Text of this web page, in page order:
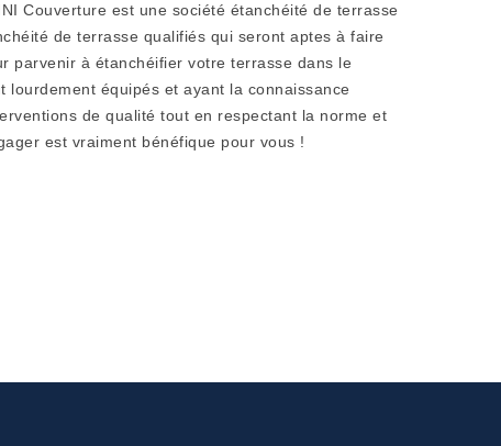
Couverture est une société étanchéité de terrasse
de terrasse qualifiés qui seront aptes à faire
parvenir à étanchéifier votre terrasse dans le
lourdement équipés et ayant la connaissance
de qualité tout en respectant la norme et
est vraiment bénéfique pour vous !